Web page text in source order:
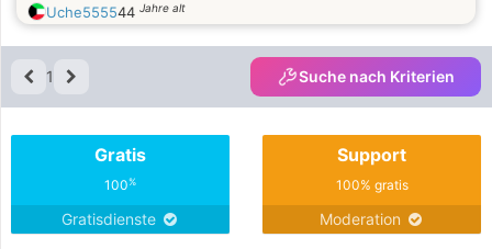
Uche555544 Jahre alt
1 Suche nach Kriterien
Gratis
100%
Gratisdienste
Support
100% gratis
Moderation